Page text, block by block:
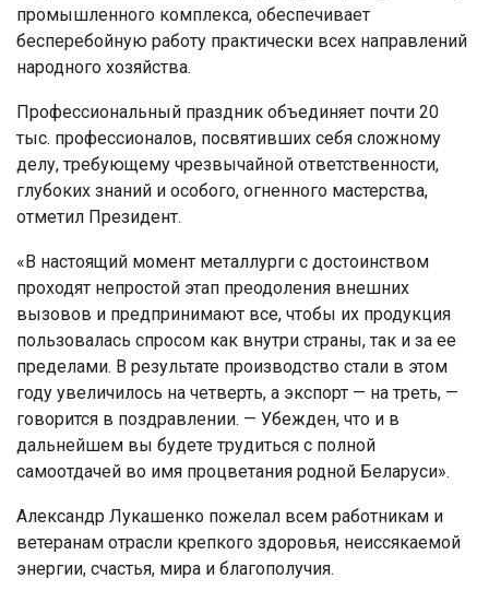
промышленного комплекса, обеспечивает
бесперебойную работу практически всех направлений
народного хозяйства.
Профессиональный праздник объединяет почти 20
тыс. профессионалов, посвятивших себя сложному
делу, требующему чрезвычайной ответственности,
глубоких знаний и особого, огненного мастерства,
отметил Президент.
«В настоящий момент металлурги с достоинством
проходят непростой этап преодоления внешних
вызовов и предпринимают все, чтобы их продукция
пользовалась спросом как внутри страны, так и за ее
пределами. В результате производство стали в этом
году увеличилось на четверть, а экспорт — на треть, —
говорится в поздравлении. — Убежден, что и в
дальнейшем вы будете трудиться с полной
самоотдачей во имя процветания родной Беларуси».
Александр Лукашенко пожелал всем работникам и
ветеранам отрасли крепкого здоровья, неиссякаемой
энергии, счастья, мира и благополучия.